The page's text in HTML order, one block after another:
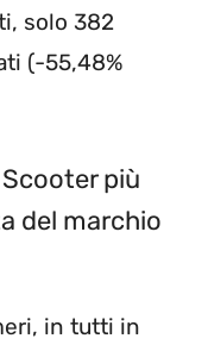
solo 382
(-55,48%
più
del marchio
in tutti in